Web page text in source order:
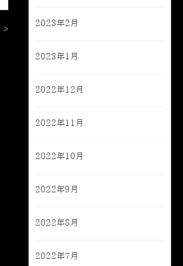
>
2023年2月
2023年1月
2022年12月
2022年11月
2022年10月
2022年9月
2022年8月
2022年7月